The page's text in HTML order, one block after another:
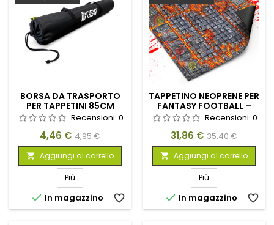
BORSA DA TRASPORTO
PER TAPPETINI 85CM
Recensioni: 0
Prezzo
4,46 € Prezzo
base
4,95 €
 Aggiungi al carrello
Più
 In magazzino favorite_border
TAPPETINO NEOPRENE PER
FANTASY FOOTBALL –
HELLCORE PITCH
Recensioni: 0
Prezzo
31,86 € Prezzo
base
35,40 €
 Aggiungi al carrello
Più
 In magazzino favorite_border